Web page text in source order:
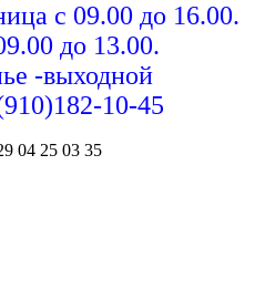
с 09.00 до 16.00.
до 13.00.
-выходной
10-45